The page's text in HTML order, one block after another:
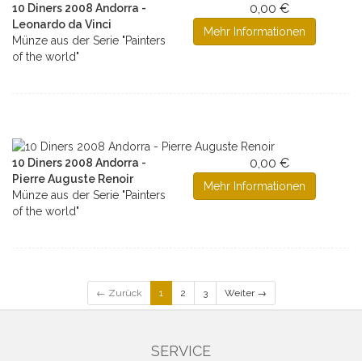
10 Diners 2008 Andorra -
Leonardo da Vinci
Münze aus der Serie "Painters
of the world"
0,00 €
Mehr Informationen
10 Diners 2008 Andorra -
Pierre Auguste Renoir
Münze aus der Serie "Painters
of the world"
0,00 €
Mehr Informationen
← Zurück 1 2 3 Weiter →
SERVICE